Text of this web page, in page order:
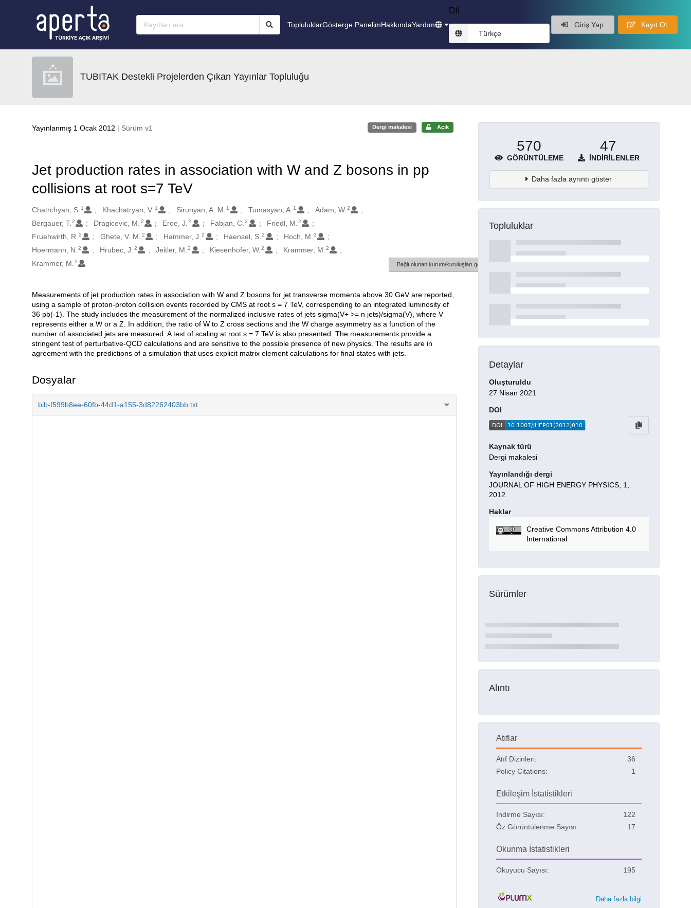
TopluluklarGösterge PanelimHakkındaYardım
Dil
Türkçe
Giriş Yap Kayıt Ol
TUBITAK Destekli Projelerden Çıkan Yayınlar Topluluğu
Yayınlanmış 1 Ocak 2012 | Sürüm v1 Dergi makalesi Açık
Jet production rates in association with W and Z bosons in pp
collisions at root s=7 TeV
Oluşturanlar
Chatrchyan, S. 1 Khachatryan, V. 1 Sirunyan, A. M. 1 Tumasyan, A. 1 Adam, W. 2
Bergauer, T. 2 Dragicevic, M. 2 Eroe, J. 2 Fabjan, C. 2 Friedl, M. 2
Fruehwirth, R. 2 Ghete, V. M. 2 Hammer, J. 2 Haensel, S. 2 Hoch, M. 2
Hoermann, N. 2 Hrubec, J. 2 Jeitler, M. 2 Kiesenhofer, W. 2 Krammer, M. 2
Krammer, M. 2 Bağlı olunan kurum/kuruluşları göster
Açıklama
Measurements of jet production rates in association with W and Z bosons for jet transverse momenta above 30 GeV are reported,
using a sample of proton-proton collision events recorded by CMS at root s = 7 TeV, corresponding to an integrated luminosity of
36 pb(-1). The study includes the measurement of the normalized inclusive rates of jets sigma(V+ >= n jets)/sigma(V), where V
represents either a W or a Z. In addition, the ratio of W to Z cross sections and the W charge asymmetry as a function of the
number of associated jets are measured. A test of scaling at root s = 7 TeV is also presented. The measurements provide a
stringent test of perturbative-QCD calculations and are sensitive to the possible presence of new physics. The results are in
agreement with the predictions of a simulation that uses explicit matrix element calculations for final states with jets.
Dosyalar
bib-f599b8ee-60fb-44d1-a155-3d82262403bb.txt
570
GÖRÜNTÜLEME
47
İNDIRILENLER
Daha fazla ayrıntı göster
Topluluklar
Detaylar
Oluşturuldu
27 Nisan 2021
DOI
Kaynak türü
Dergi makalesi
Yayınlandığı dergi
JOURNAL OF HIGH ENERGY PHYSICS, 1,
2012.
Haklar
Creative Commons Attribution 4.0
International
Sürümler
Alıntı
Atıflar
Atıf Dizinleri:
36
Policy Citations:
1
Etkileşim İstatistikleri
İndirme Sayısı:
122
Öz Görüntülenme Sayısı:
17
Okunma İstatistikleri
Okuyucu Sayısı: 195
Daha fazla bilgi